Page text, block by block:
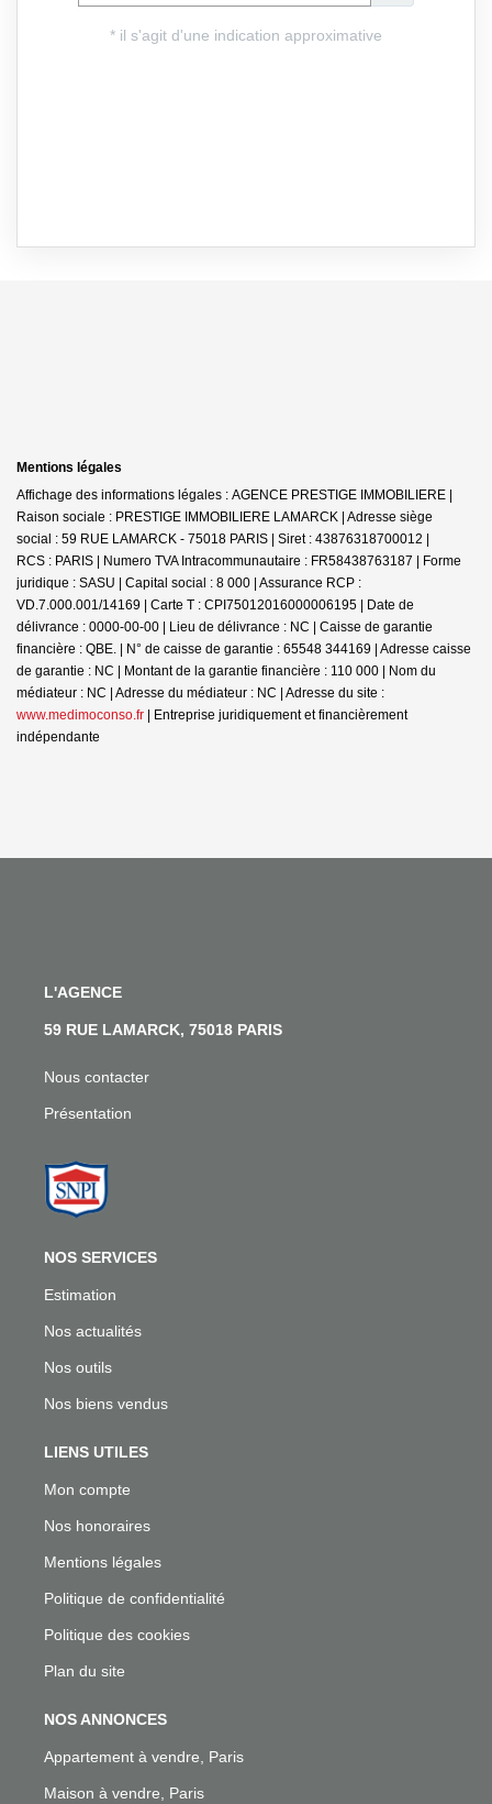
Mentions légales
Affichage des informations légales : AGENCE PRESTIGE IMMOBILIERE |
Raison sociale : PRESTIGE IMMOBILIERE LAMARCK | Adresse siège
social : 59 RUE LAMARCK - 75018 PARIS | Siret : 43876318700012 |
RCS : PARIS | Numero TVA Intracommunautaire : FR58438763187 | Forme
juridique : SASU | Capital social : 8 000 | Assurance RCP :
VD.7.000.001/14169 | Carte T : CPI75012016000006195 | Date de
délivrance : 0000-00-00 | Lieu de délivrance : NC | Caisse de garantie
financière : QBE. | N° de caisse de garantie : 65548 344169 | Adresse caisse
de garantie : NC | Montant de la garantie financière : 110 000 | Nom du
médiateur : NC | Adresse du médiateur : NC | Adresse du site :
www.medimoconso.fr | Entreprise juridiquement et financièrement
indépendante
L'AGENCE
59 RUE LAMARCK, 75018 PARIS
Nous contacter
Présentation
NOS SERVICES
Estimation
Nos actualités
Nos outils
Nos biens vendus
LIENS UTILES
Mon compte
Nos honoraires
Mentions légales
Politique de confidentialité
Politique des cookies
Plan du site
NOS ANNONCES
Appartement à vendre, Paris
Maison à vendre, Paris